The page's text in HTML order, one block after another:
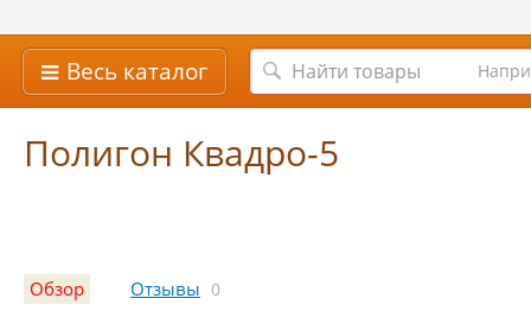
Весь каталог
Полигон Квадро-5
Обзор Отзывы 0